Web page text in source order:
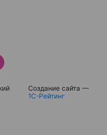
Создание сайта —
1С-Рейтинг